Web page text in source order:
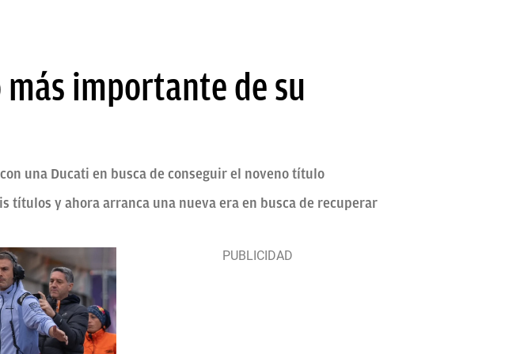
importante de su
una Ducati en busca de conseguir el noveno título
títulos y ahora arranca una nueva era en busca de recuperar